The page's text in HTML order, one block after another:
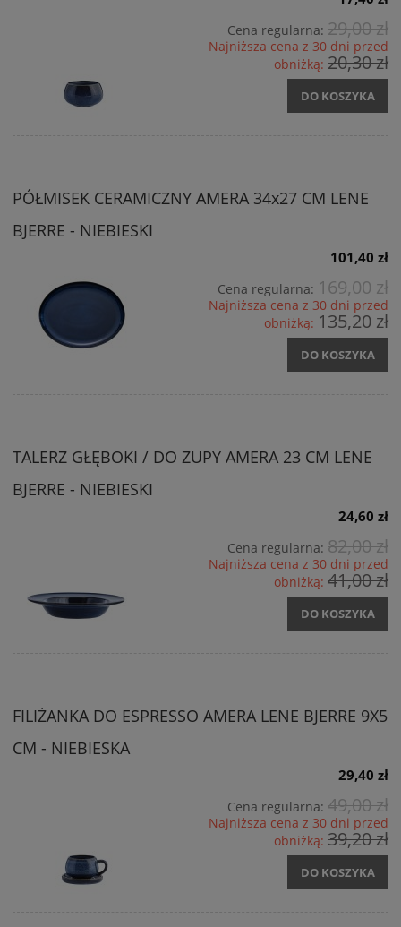
Cena regularna: 29,00 zł
Najniższa cena z 30 dni przed
obniżką: 20,30 zł
DO KOSZYKA
PÓŁMISEK CERAMICZNY AMERA 34x27 CM LENE
BJERRE - NIEBIESKI
101,40 zł
Cena regularna: 169,00 zł
Najniższa cena z 30 dni przed
obniżką: 135,20 zł
DO KOSZYKA
TALERZ GŁĘBOKI / DO ZUPY AMERA 23 CM LENE
BJERRE - NIEBIESKI
24,60 zł
Cena regularna: 82,00 zł
Najniższa cena z 30 dni przed
obniżką: 41,00 zł
DO KOSZYKA
FILIŻANKA DO ESPRESSO AMERA LENE BJERRE 9X5
CM - NIEBIESKA
29,40 zł
Cena regularna: 49,00 zł
Najniższa cena z 30 dni przed
obniżką: 39,20 zł
DO KOSZYKA